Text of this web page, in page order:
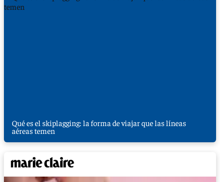
Qué es el skiplagging: la forma de viajar que las líneas
aéreas temen